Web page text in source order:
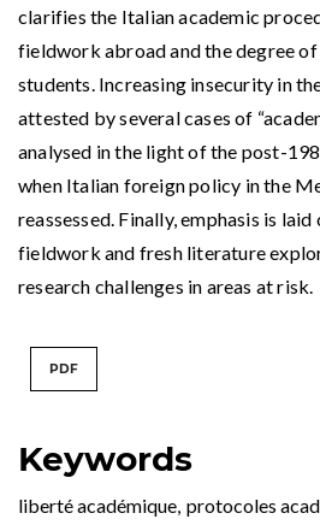
Keywords
liberté académique protocoles
clarifies the Italian academic
fieldwork abroad and the degree
students. Increasing insecurity in
attested by several cases of
analysed in the light of the post-
when Italian foreign policy in the
reassessed. Finally, emphasis is
fieldwork and fresh literature
research challenges in areas at risk.
PDF